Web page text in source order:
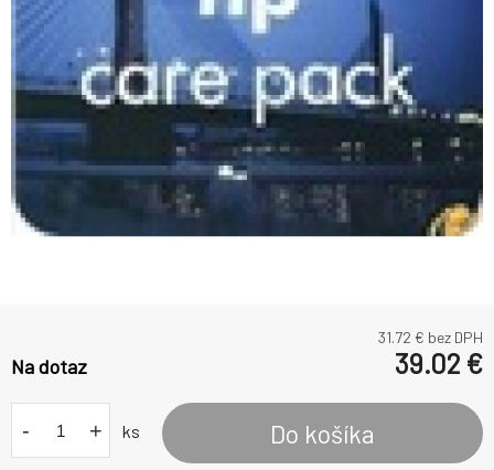
31.72 € bez DPH
Na dotaz 39.02 €
- + ks Do košíka